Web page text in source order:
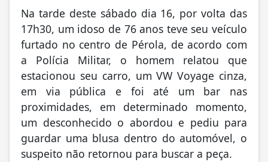
Na tarde deste sábado dia 16, por volta das
17h30, um idoso de 76 anos teve seu veículo
furtado no centro de Pérola, de acordo com
a Polícia Militar, o homem relatou que
estacionou seu carro, um VW Voyage cinza,
em via pública e foi até um bar nas
proximidades, em determinado momento,
um desconhecido o abordou e pediu para
guardar uma blusa dentro do automóvel, o
suspeito não retornou para buscar a peça.